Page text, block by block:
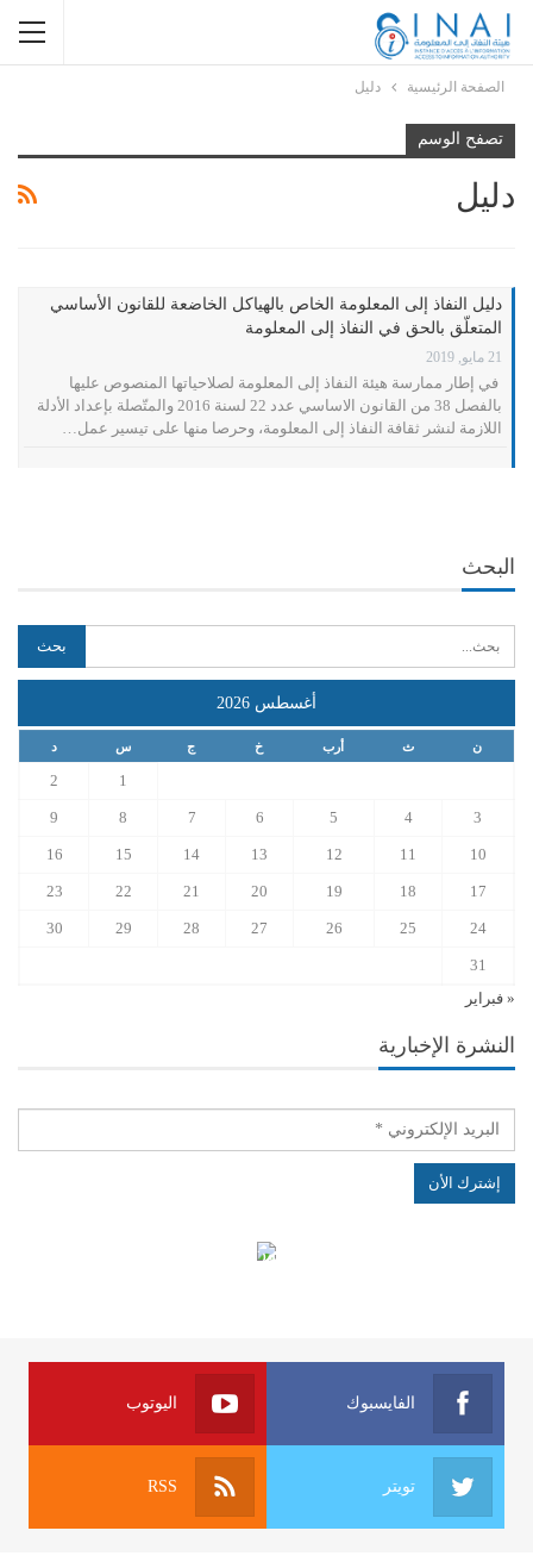
الصفحة الرئيسية دليل
تصفح الوسم
دليل
دليل النفاذ إلى المعلومة الخاص بالهياكل الخاضعة للقانون الأساسي
المتعلّق بالحق في النفاذ إلى المعلومة
21 مايو, 2019
في إطار ممارسة هيئة النفاذ إلى المعلومة لصلاحياتها المنصوص عليها
بالفصل 38 من القانون الاساسي عدد 22 لسنة 2016 والمتّصلة بإعداد الأدلة
اللازمة لنشر ثقافة النفاذ إلى المعلومة، وحرصا منها على تيسير عمل…
البحث
أغسطس 2026
ن ث أرب خ ج س د
1
2
3
4
5
6
7
8
9
10
11
12
13
14
15
16
17
18
19
20
21
22
23
24
25
26
27
28
29
30
31
« فبراير
النشرة الإخبارية
الهياكل الخاضعة لقانون النفاذ إلى المعلومة
الفايسبوك اليوتوب
تويتر RSS